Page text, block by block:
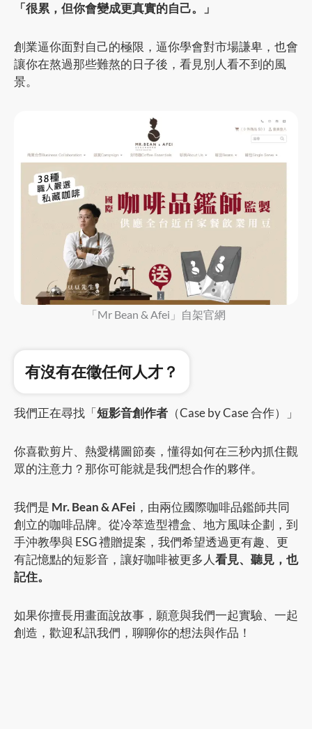
「很累，但你會變成更真實的自己。」
創業逼你面對自己的極限，逼你學會對市場謙卑，也會
讓你在熬過那些難熬的日子後，看見別人看不到的風
景。
「Mr Bean & Afei」自架官網
有沒有在徵任何人才？
我們正在尋找「短影音創作者 （Case by Case 合作）」
你喜歡剪片、熱愛構圖節奏，懂得如何在三秒內抓住觀
眾的注意力？那你可能就是我們想合作的夥伴。
我們是 Mr. Bean & AFei ，由兩位國際咖啡品鑑師共同
創立的咖啡品牌。從冷萃造型禮盒、地方風味企劃，到
手沖教學與 ESG 禮贈提案，我們希望透過更有趣、更
有記憶點的短影音，讓好咖啡被更多人看見、聽見，也
記住。
如果你擅長用畫面說故事，願意與我們一起實驗、一起
創造，歡迎私訊我們，聊聊你的想法與作品！